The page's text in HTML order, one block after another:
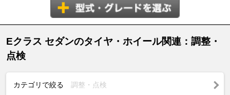
Eクラス セダンのタイヤ・ホイール関連：調整・
点検
カテゴリで絞る 調整・点検